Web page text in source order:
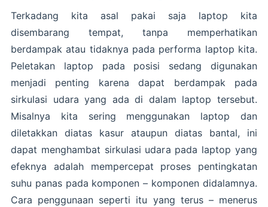
Terkadang kita asal pakai saja laptop kita
disembarang tempat, tanpa memperhatikan
berdampak atau tidaknya pada performa laptop kita.
Peletakan laptop pada posisi sedang digunakan
menjadi penting karena dapat berdampak pada
sirkulasi udara yang ada di dalam laptop tersebut.
Misalnya kita sering menggunakan laptop dan
diletakkan diatas kasur ataupun diatas bantal, ini
dapat menghambat sirkulasi udara pada laptop yang
efeknya adalah mempercepat proses pentingkatan
suhu panas pada komponen – komponen didalamnya.
Cara penggunaan seperti itu yang terus – menerus